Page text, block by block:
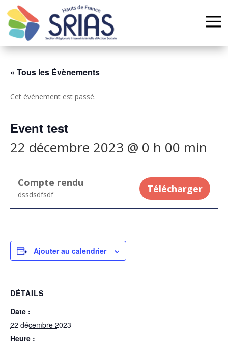
a
« Tous les Évènements
Cet évènement est passé.
Event test
22 décembre 2023 @ 0 h 00 min
Compte rendu
dssdsdfsdf Télécharger
Ajouter au calendrier
DÉTAILS
Date :
22 décembre 2023
Heure :
Panneau de gestion des cookies